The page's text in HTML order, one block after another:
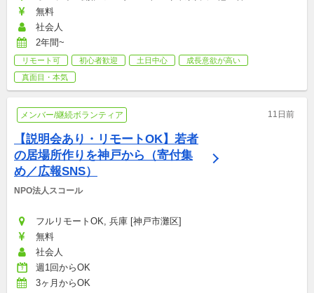
無料
社会人
2年間~
リモート可 初心者歓迎 土日中心
成長意欲が高い
真面目・本気
メンバー/継続ボランティア 11日前
【説明会あり・リモートOK】若者
の居場所作りを神戸から（寄付集
め／広報SNS）
NPO法人スコール
フルリモートOK, 兵庫 [神戸市灘区]
無料
社会人
週1回からOK
3ヶ月からOK